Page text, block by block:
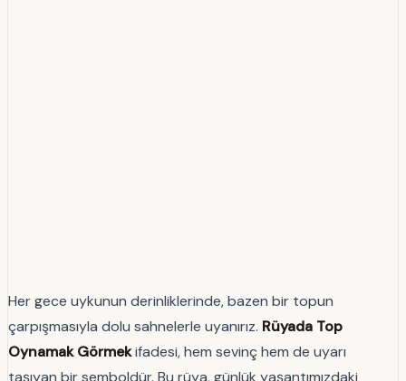
Her gece uykunun derinliklerinde, bazen bir topun
çarpışmasıyla dolu sahnelerle uyanırız. Rüyada Top
Oynamak Görmekifadesi, hem sevinç hem de uyarı
taşıyan bir semboldür. Bu rüya, günlük yaşantımızdaki